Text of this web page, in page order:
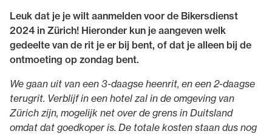
Leuk dat je je wilt aanmelden voor de Bikersdienst
2024 in Zürich! Hieronder kun je aangeven welk
gedeelte van de rit je er bij bent, of dat je alleen bij de
ontmoeting op zondag bent.
We gaan uit van een 3-daagse heenrit, en een 2-daagse
terugrit. Verblijf in een hotel zal in de omgeving van
Zürich zijn, mogelijk net over de grens in Duitsland
omdat dat goedkoper is. De totale kosten staan dus nog